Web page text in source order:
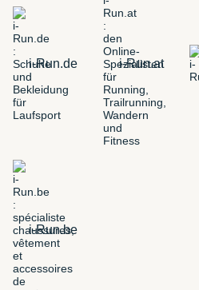
i-Run.de i-Run.at
i-Run.be